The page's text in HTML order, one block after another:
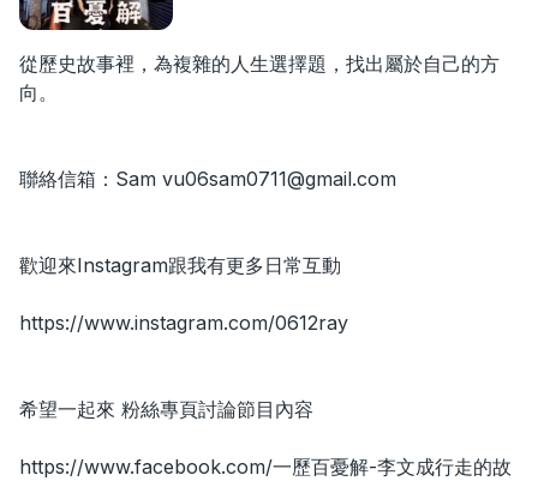
從歷史故事裡，為複雜的人生選擇題，找出屬於自己的方
向。
聯絡信箱：Sam vu06sam0711@gmail.com
歡迎來Instagram跟我有更多日常互動
https://www.instagram.com/0612ray
希望一起來 粉絲專頁討論節目內容
https://www.facebook.com/一歷百憂解-李文成行走的故